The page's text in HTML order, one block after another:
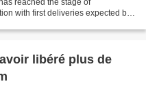
reached the stage of
with first deliveries expected by
libéré plus de